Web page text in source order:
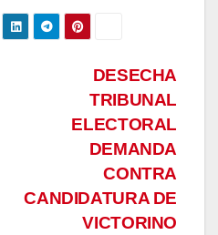
DESECHA
TRIBUNAL
ELECTORAL
DEMANDA
CONTRA
CANDIDATURA DE
VICTORINO